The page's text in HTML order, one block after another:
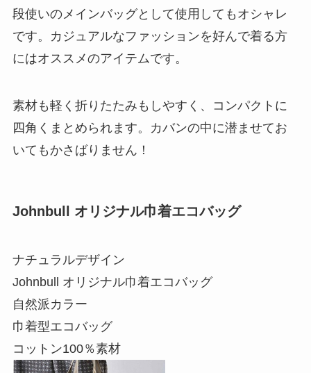
段使いのメインバッグとして使用してもオシャレ
です。カジュアルなファッションを好んで着る方
にはオススメのアイテムです。
素材も軽く折りたたみもしやすく、コンパクトに
四角くまとめられます。カバンの中に潜ませてお
いてもかさばりません！
Johnbull オリジナル巾着エコバッグ
ナチュラルデザイン
Johnbull オリジナル巾着エコバッグ
自然派カラー
巾着型エコバッグ
コットン100％素材